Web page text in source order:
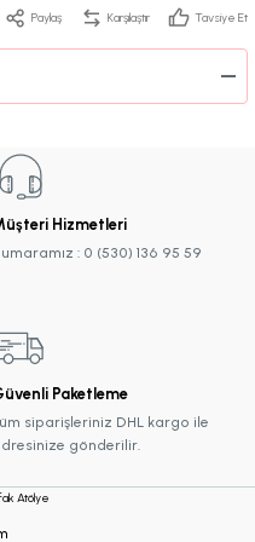
Paylaş Karşılaştır Tavsiye Et
Hizmetleri
: 0 (530) 136 95 59
Paketleme
siparişleriniz DHL kargo ile
gönderilir.